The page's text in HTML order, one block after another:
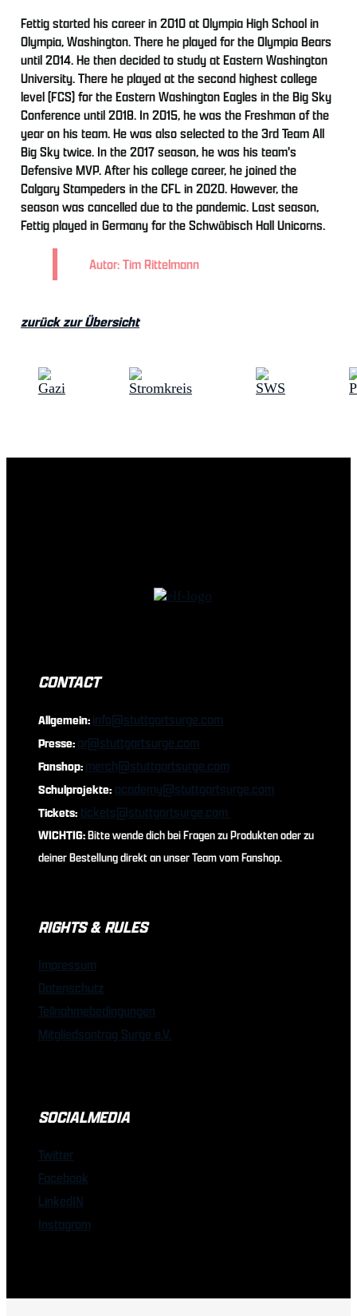
Fettig started his career in 2010 at Olympia High School in
Olympia, Washington. There he played for the Olympia Bears
until 2014. He then decided to study at Eastern Washington
University. There he played at the second highest college
level (FCS) for the Eastern Washington Eagles in the Big Sky
Conference until 2018. In 2015, he was the Freshman of the
year on his team. He was also selected to the 3rd Team All
Big Sky twice. In the 2017 season, he was his team's
Defensive MVP. After his college career, he joined the
Calgary Stampeders in the CFL in 2020. However, the
season was cancelled due to the pandemic. Last season,
Fettig played in Germany for the Schwäbisch Hall Unicorns.
Autor: Tim Rittelmann
zurück zur Übersicht
CONTACT
Allgemein:info@stuttgartsurge.com
Presse:pr@stuttgartsurge.com
Fanshop:merch@stuttgartsurge.com
Schulprojekte: academy@stuttgartsurge.com
Tickets: tickets@stuttgartsurge.com
WICHTIG:Bitte wende dich bei Fragen zu Produkten oder zu
deiner Bestellung direkt an unser Team vom Fanshop.
RIGHTS & RULES
Impressum
Datenschutz
Teilnahmebedingungen
Mitgliedsantrag Surge e.V.
SOCIALMEDIA
Twitter
Facebook
LinkedIN
Instagram